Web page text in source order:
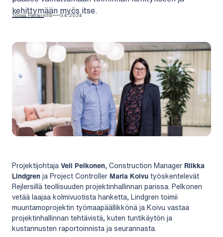
kehittymään myös itse.
Töissä Rejlersillä 3.4.2024
ProjektijohtajaVeli Pelkonen, Construction Manager Riikka
Lindgrenja Project Controller Maria Koivutyöskentelevät
Rejlersillä teollisuuden projektinhallinnan parissa. Pelkonen
vetää laajaa kolmivuotista hanketta, Lindgren toimii
muuntamoprojektin työmaapäällikkönä ja Koivu vastaa
projektinhallinnan tehtävistä, kuten tuntikäytön ja
kustannusten raportoinnista ja seurannasta.